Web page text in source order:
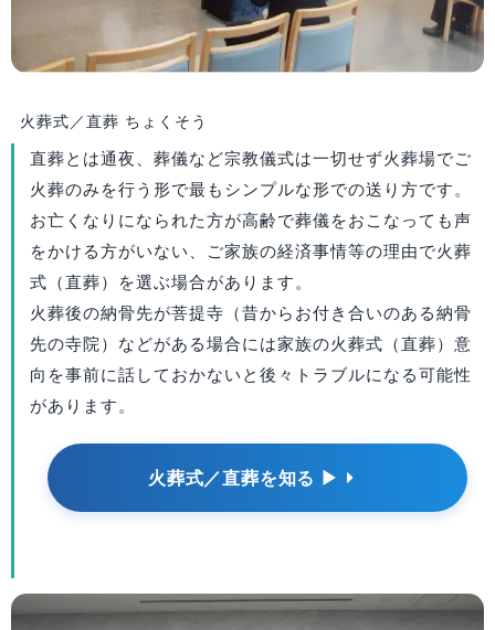
火葬式／直葬 ちょくそう
直葬とは通夜、葬儀など宗教儀式は一切せず火葬場でご
火葬のみを行う形で最もシンプルな形での送り方です。
お亡くなりになられた方が高齢で葬儀をおこなっても声
をかける方がいない、ご家族の経済事情等の理由で火葬
式（直葬）を選ぶ場合があります。
火葬後の納骨先が菩提寺（昔からお付き合いのある納骨
先の寺院）などがある場合には家族の火葬式（直葬）意
向を事前に話しておかないと後々トラブルになる可能性
があります。
火葬式／直葬を知る ▶